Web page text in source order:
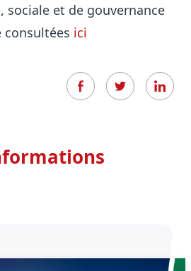
sociale et de gouvernance
consultées ici